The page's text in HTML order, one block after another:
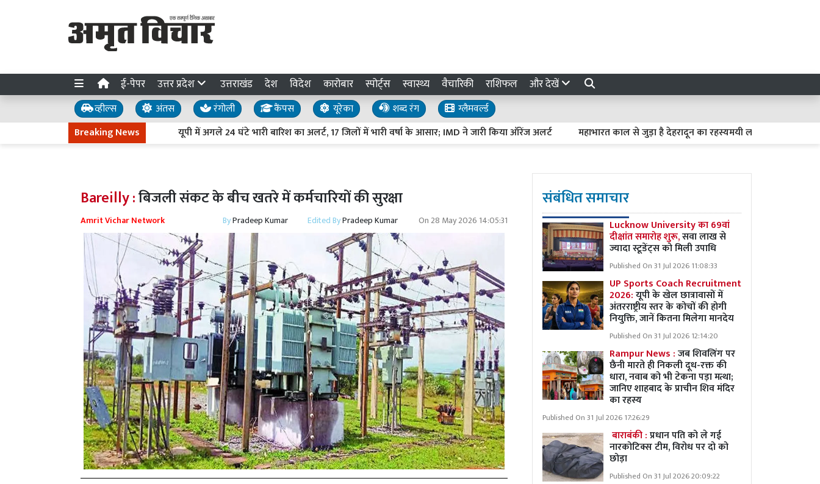
ई-पेपर उत्तर प्रदेश उत्तराखंड देश विदेश कारोबार स्पोर्ट्स स्वास्थ्य वैचारिकी राशिफल और देखें
व्हील्स अंतस रंगोली कैंपस यूरेका शब्द रंग
ग्लैमवर्ल्ड
Breaking News
यूपी में अगले 24 घंटे भारी बारिश का अलर्ट, 17 जिलों में भारी वर्षा के आसार; IMD ने जारी किया ऑरेंज अलर्ट महाभारत काल से जुड़ा है देहरादून का रहस्यमयी लाखामंडल, आज भी
Bareilly :बिजली संकट के बीच खतरे में कर्मचारियों की सुरक्षा
Amrit Vichar Network ByPradeep Kumar Edited ByPradeep Kumar On 28 May 2026 14:05:31
संबंधित समाचार
Lucknow University का 69वां
दीक्षांत समारोह शुरू,सवा लाख से
ज्यादा स्टूडेंट्स को मिली उपाधि
Published On 31 Jul 2026 11:08:33
UP Sports Coach Recruitment
2026:यूपी के खेल छात्रावासों में
अंतरराष्ट्रीय स्तर के कोचों की होगी
नियुक्ति, जानें कितना मिलेगा मानदेय
Published On 31 Jul 2026 12:14:20
Rampur News :जब शिवलिंग पर
छैनी मारते ही निकली दूध-रक्त की
धारा, नवाब को भी टेकना पड़ा मत्था;
जानिए शाहबाद के प्राचीन शिव मंदिर
का रहस्य
Published On 31 Jul 2026 17:26:29
बाराबंकी :प्रधान पति को ले गई
नारकोटिक्स टीम, विरोध पर दो को
छोड़ा
Published On 31 Jul 2026 20:09:22